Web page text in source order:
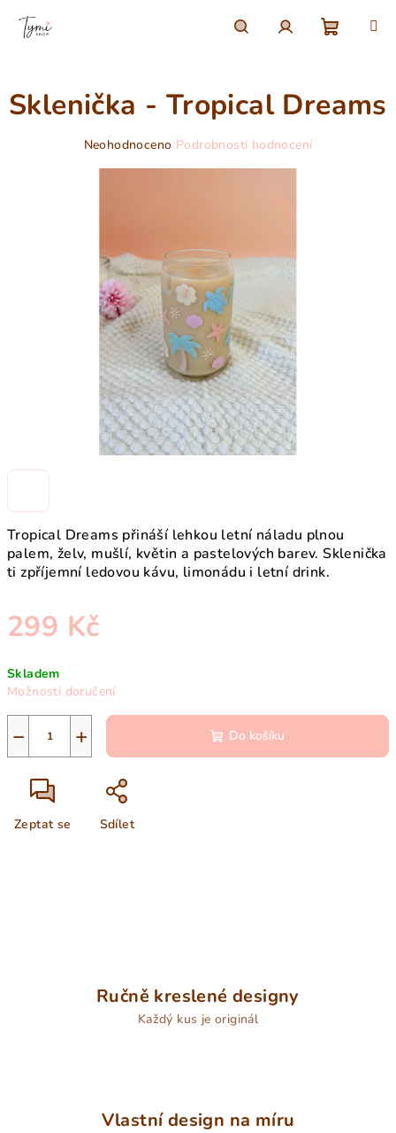
obsah
košík
Tropical Dreams přináší lehkou letní náladu plnou
palem, želv, mušlí, květin a pastelových barev. Sklenička
ti zpříjemní ledovou kávu, limonádu i letní drink.
299 Kč
cena:
Skladem
Možnosti doručení
+
− Do košíku
Zeptat se Sdílet
Sklenička - Tropical Dreams
Průměrné
hvězdiček.
Neohodnoceno Podrobnosti hodnocení
Ručně kreslené designy
Každý kus je originál
Vlastní design na míru